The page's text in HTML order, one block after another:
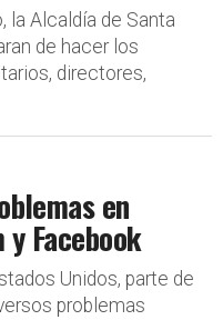
la Alcaldía de Santa
de hacer los
directores,
en
Facebook
Unidos, parte de
problemas